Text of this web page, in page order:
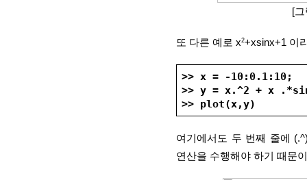
[
또 다른 예로 x2+xsinx+1 이
>> x = -10:0.1:10;
>> y = x.^2 + x
>> plot(x,y)
여기에서도 두 번째 줄에
연산을 수행해야 하기 때문